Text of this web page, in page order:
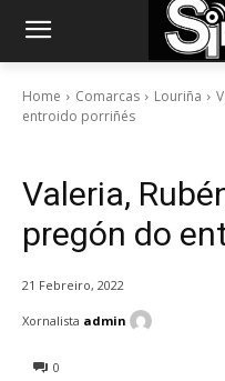
Home Comarcas Louriña
entroido porriñés
Valeria,
pregón do
21 Febreiro, 2022
0
Xornalista admin